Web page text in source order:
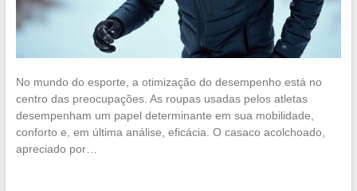
No mundo do esporte, a otimização do desempenho está no
centro das preocupações. As roupas usadas pelos atletas
desempenham um papel determinante em sua mobilidade,
conforto e, em última análise, eficácia. O casaco acolchoado,
apreciado por…